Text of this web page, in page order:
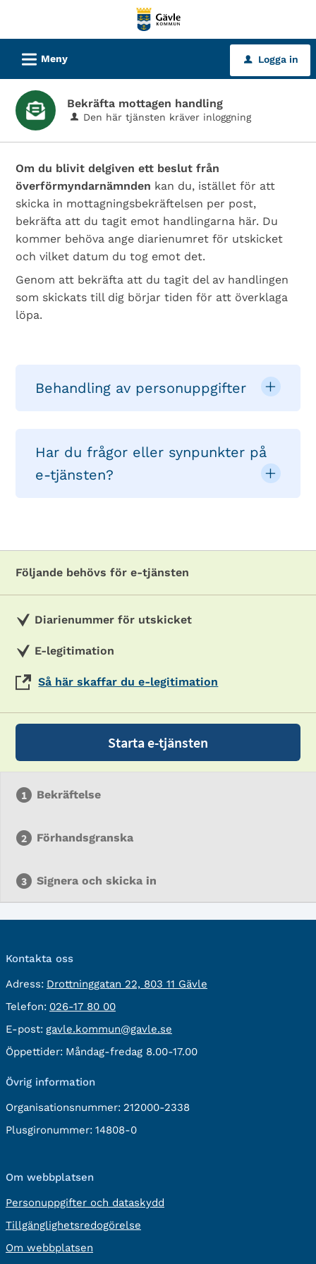
tjänster
Gävle
kommun
L Meny u Logga in
Bekräfta mottagen handling
Den här tjänsten kräver inloggning
Om du blivit delgiven ett beslut från
överförmyndarnämnden kan du, istället för att
skicka in mottagningsbekräftelsen per post,
bekräfta att du tagit emot handlingarna här. Du
kommer behöva ange diarienumret för utskicket
och vilket datum du tog emot det.
Genom att bekräfta att du tagit del av handlingen
som skickats till dig börjar tiden för att överklaga
löpa.
Behandling av personuppgifter
Har du frågor eller synpunkter på
e-tjänsten?
Följande behövs för e-tjänsten
Diarienummer för utskicket
E-legitimation
Så här skaffar du e-legitimation
Starta e-tjänsten
Bekräftelse
Förhandsgranska
Signera och skicka in
Kontakta oss
Adress: besöksadress:
Drottninggatan 22, 803 11 Gävle
Telefon: Telefon:
026-17 80 00
E-post: E-
post:
gavle.kommun@gavle.se
Öppettider: Måndag-fredag 8.00-17.00
Övrig information
Organisationsnummer: 212000-2338
Plusgironummer: 14808-0
Om webbplatsen
Personuppgifter och dataskydd
Tillgänglighetsredogörelse
Om webbplatsen